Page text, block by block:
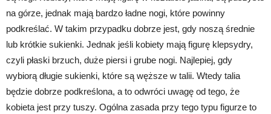
na górze, jednak mają bardzo ładne nogi, które powinny
podkreślać. W takim przypadku dobrze jest, gdy noszą średnie
lub krótkie sukienki. Jednak jeśli kobiety mają figurę klepsydry,
czyli płaski brzuch, duże piersi i grube nogi. Najlepiej, gdy
wybiorą długie sukienki, które są węższe w talii. Wtedy talia
będzie dobrze podkreślona, a to odwróci uwagę od tego, że
kobieta jest przy tuszy. Ogólna zasada przy tego typu figurze to